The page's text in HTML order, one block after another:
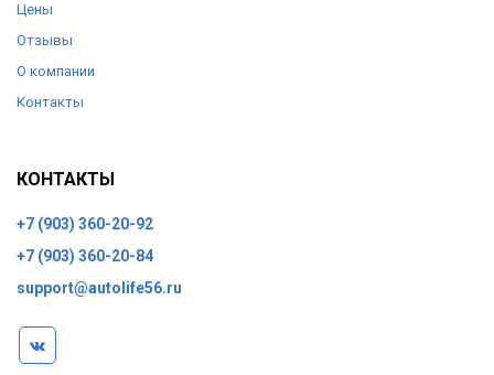
Цены
Отзывы
О компании
Контакты
КОНТАКТЫ
+7 (903) 360-20-92
+7 (903) 360-20-84
support@autolife56.ru